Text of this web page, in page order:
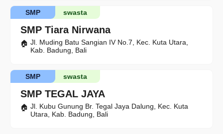
SMP Tiara Nirwana
swasta
SMP
Jl. Muding Batu Sangian IV No.7, Kec. Kuta Utara,
Kab. Badung, Bali
SMP TEGAL JAYA
swasta
SMP
Jl. Kubu Gunung Br. Tegal Jaya Dalung, Kec. Kuta
Utara, Kab. Badung, Bali